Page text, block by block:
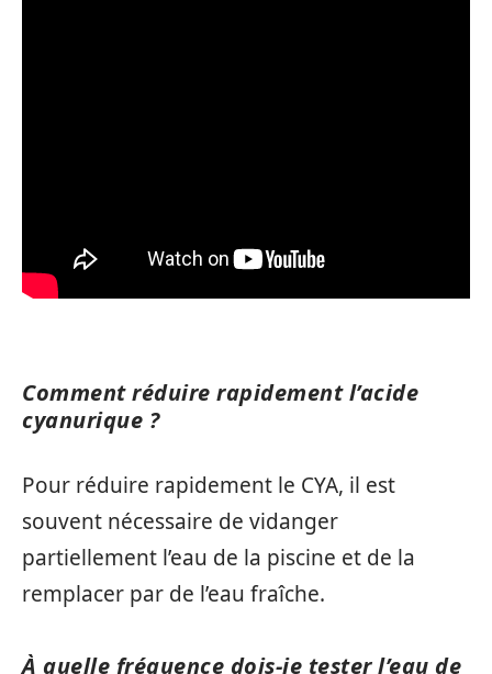
Comment réduire rapidement l’acide
cyanurique ?
Pour réduire rapidement le CYA, il est
souvent nécessaire de vidanger
partiellement l’eau de la piscine et de la
remplacer par de l’eau fraîche.
À quelle fréquence dois-je tester l’eau de